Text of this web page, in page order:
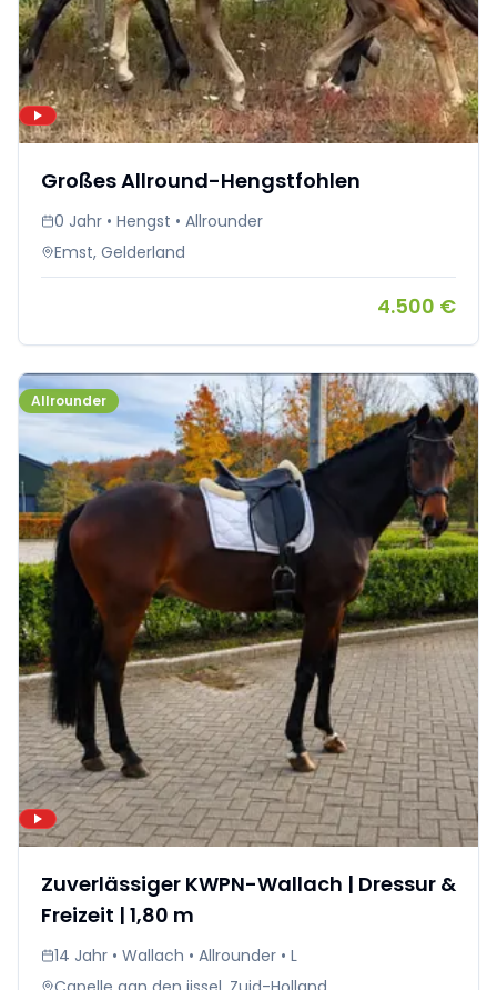
Großes Allround-Hengstfohlen
0 Jahr • Hengst • Allrounder
Emst, Gelderland
4.500 €
Allrounder
Zuverlässiger KWPN-Wallach | Dressur &
Freizeit | 1,80 m
14 Jahr • Wallach • Allrounder • L